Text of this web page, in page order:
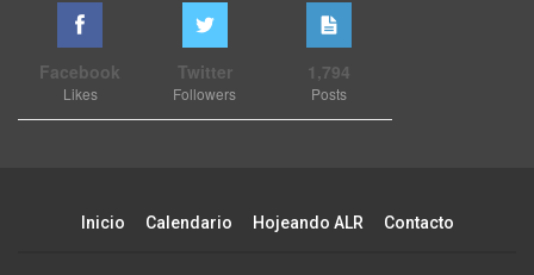
Facebook
Likes
Twitter
Followers
1,794
Posts
Inicio Calendario Hojeando ALR Contacto